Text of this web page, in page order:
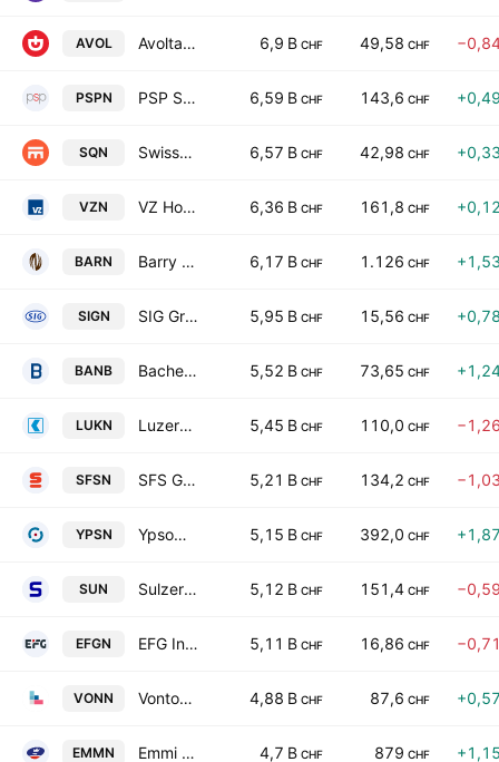
AVOL Avolta AG 6,9 B CHF 49,58 CHF
PSPN PSP Swiss Property AG 6,59 B CHF 143,6 CHF
SQN Swissquote Group Holding Ltd. 6,57 B CHF 42,98 CHF
VZN VZ Holding AG 6,36 B CHF 161,8 CHF
BARN Barry Callebaut AG 6,17 B CHF 1.126 CHF
SIGN SIG Group AG 5,95 B CHF 15,56 CHF
BANB Bachem Holding AG Class B 5,52 B CHF 73,65 CHF
LUKN Luzerner Kantonalbank AG 5,45 B CHF 110,0 CHF
SFSN SFS Group AG 5,21 B CHF 134,2 CHF
YPSN Ypsomed Holding AG 5,15 B CHF 392,0 CHF
SUN Sulzer AG 5,12 B CHF 151,4 CHF
EFGN EFG International AG 5,11 B CHF 16,86 CHF
VONN Vontobel Holding AG 4,88 B CHF 87,6 CHF
EMMN Emmi AG 4,7 B CHF 879 CHF